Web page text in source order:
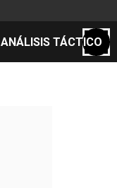
ANÁLISIS TÁCTICO